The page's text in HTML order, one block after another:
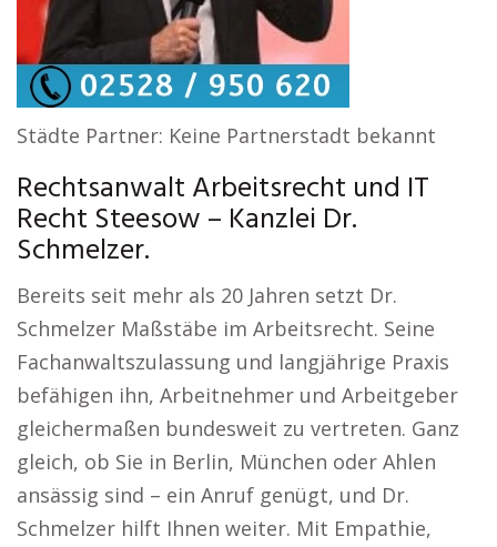
Städte Partner: Keine Partnerstadt bekannt
Rechtsanwalt Arbeitsrecht und IT
Recht Steesow – Kanzlei Dr.
Schmelzer.
Bereits seit mehr als 20 Jahren setzt Dr.
Schmelzer Maßstäbe im Arbeitsrecht. Seine
Fachanwaltszulassung und langjährige Praxis
befähigen ihn, Arbeitnehmer und Arbeitgeber
gleichermaßen bundesweit zu vertreten. Ganz
gleich, ob Sie in Berlin, München oder Ahlen
ansässig sind – ein Anruf genügt, und Dr.
Schmelzer hilft Ihnen weiter. Mit Empathie,